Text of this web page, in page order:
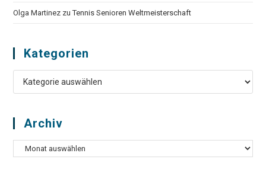
Olga Martinez zuTennis Senioren Weltmeisterschaft
Kategorien
Kategorien
Archiv
Archiv